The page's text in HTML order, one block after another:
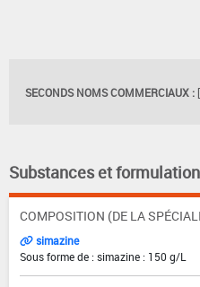
SECONDS NOMS COMMERCIAUX :
Substances et formulation
COMPOSITION (DE LA
simazine
Sous forme de : simazine : 150 g/L